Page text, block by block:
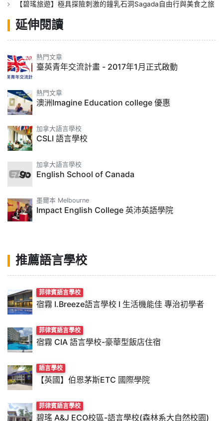
【碧瑤旅遊】極具探險刺激的鐘乳石洞Sagada自由行與美食之旅
延伸閱讀
熱門文章
臺英青年交流計畫 - 2017年1月正式啟動
熱門文章
澳洲Imagine Education college 優惠
加拿大語言學校
CSLI 語言學校
加拿大語言學校
English School of Canada
墨爾本 Melbourne
Impact English College 英沛英語學院
推薦語言學校
菲律賓語言學校
宿霧 I.Breeze語言學校 l 生活機能佳 專治初學者
菲律賓語言學校
宿霧 CIA 語言學校-豪華型飯店住宿
語言學校
【英國】伯恩茅斯ETC 國際學院
菲律賓語言學校
碧瑤 A&J ECO校區-語言學校(森林系大自然校園)